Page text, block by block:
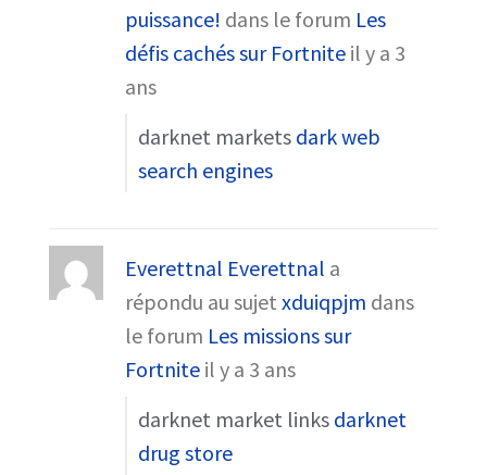
puissance! dans le forum Les
défis cachés sur Fortnite il y a 3
ans
darknet markets dark web
search engines
Everettnal Everettnal a
répondu au sujetxduiqpjm dans
le forum Les missions sur
Fortnite il y a 3 ans
darknet market links darknet
drug store